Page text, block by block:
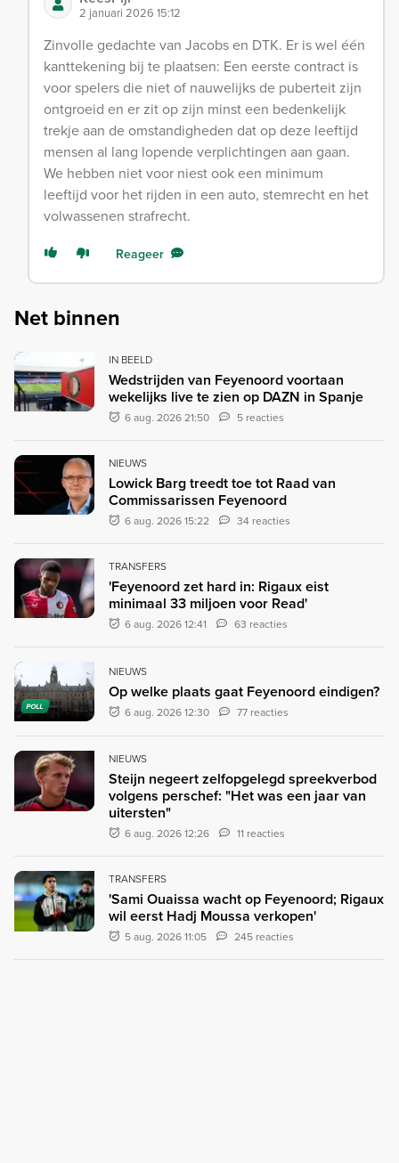
2 januari 2026 15:12
Zinvolle gedachte van Jacobs en DTK. Er is wel één
kanttekening bij te plaatsen: Een eerste contract is
voor spelers die niet of nauwelijks de puberteit zijn
ontgroeid en er zit op zijn minst een bedenkelijk
trekje aan de omstandigheden dat op deze leeftijd
mensen al lang lopende verplichtingen aan gaan.
We hebben niet voor niest ook een minimum
leeftijd voor het rijden in een auto, stemrecht en het
volwassenen strafrecht.
Reageer
Net binnen
IN BEELD
Wedstrijden van Feyenoord voortaan
wekelijks live te zien op DAZN in Spanje
6 aug. 2026 21:50 5 reacties
NIEUWS
Lowick Barg treedt toe tot Raad van
Commissarissen Feyenoord
6 aug. 2026 15:22 34 reacties
TRANSFERS
'Feyenoord zet hard in: Rigaux eist
minimaal 33 miljoen voor Read'
6 aug. 2026 12:41 63 reacties
POLL
NIEUWS
Op welke plaats gaat Feyenoord eindigen?
6 aug. 2026 12:30 77 reacties
NIEUWS
Steijn negeert zelfopgelegd spreekverbod
volgens perschef: "Het was een jaar van
uitersten"
6 aug. 2026 12:26 11 reacties
TRANSFERS
'Sami Ouaissa wacht op Feyenoord; Rigaux
wil eerst Hadj Moussa verkopen'
5 aug. 2026 11:05 245 reacties